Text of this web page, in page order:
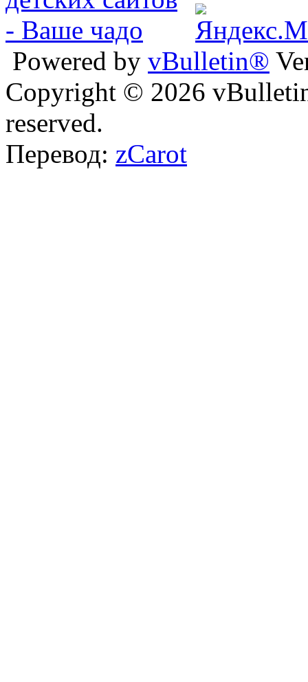
Powered by vBulletin®
Copyright © 2026
reserved.
Перевод: zCarot